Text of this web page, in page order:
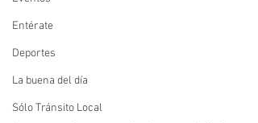
Entérate
Deportes
La buena del día
Sólo Tránsito Local